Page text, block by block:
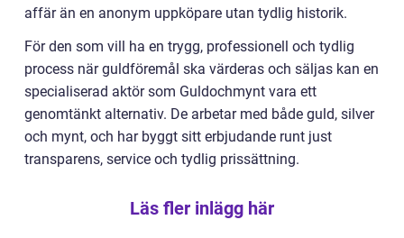
affär än en anonym uppköpare utan tydlig historik.
För den som vill ha en trygg, professionell och tydlig
process när guldföremål ska värderas och säljas kan en
specialiserad aktör som Guldochmynt vara ett
genomtänkt alternativ. De arbetar med både guld, silver
och mynt, och har byggt sitt erbjudande runt just
transparens, service och tydlig prissättning.
Läs fler inlägg här